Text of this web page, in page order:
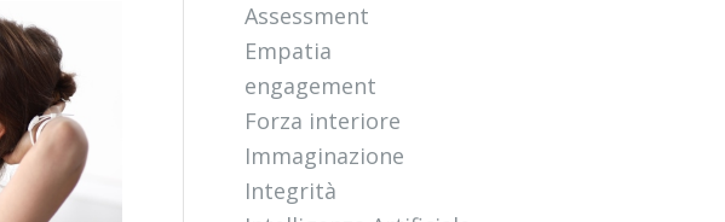
Assessment
Empatia
engagement
Forza interiore
Immaginazione
Integrità